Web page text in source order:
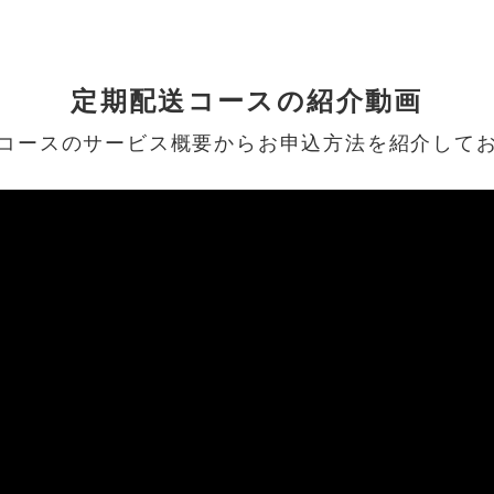
定期配送コースの紹介動画
ースのサービス概要からお申込方法を紹介してお